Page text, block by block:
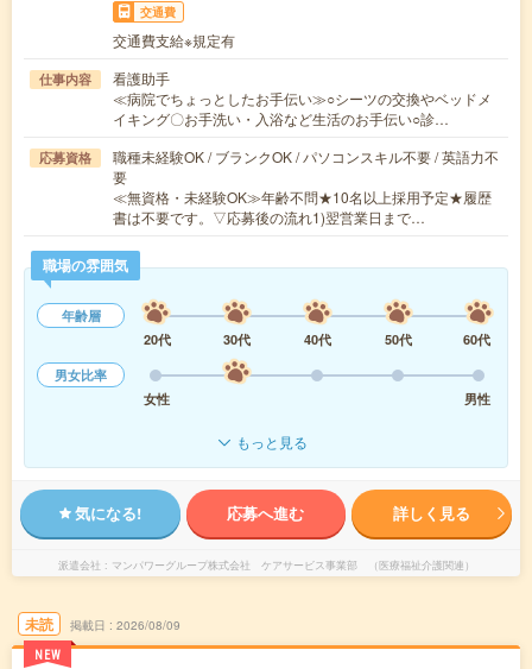
交通費
交通費支給※規定有
仕事内容
看護助手
≪病院でちょっとしたお手伝い≫○シーツの交換やベッドメ
イキング〇お手洗い・入浴など生活のお手伝い○診…
応募資格
職種未経験OK / ブランクOK / パソコンスキル不要 / 英語力不
要
≪無資格・未経験OK≫年齢不問★10名以上採用予定★履歴
書は不要です。▽応募後の流れ1)翌営業日まで…
職場の雰囲気
年齢層
20代
30代 40代 50代
60代
男女比率
女性
男性
もっと見る
気になる! 応募へ進む 詳しく見る
派遣会社 マンパワーグループ株式会社 ケアサービス事業部 （医療福祉介護関連）
未読
NEW
掲載日 2026/08/09